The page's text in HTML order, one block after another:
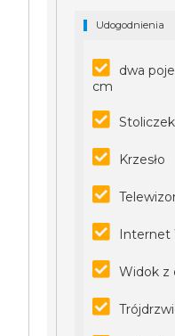
Udogodnienia
dwa
cm
Stoliczek
Krzesło
Internet
Widok z